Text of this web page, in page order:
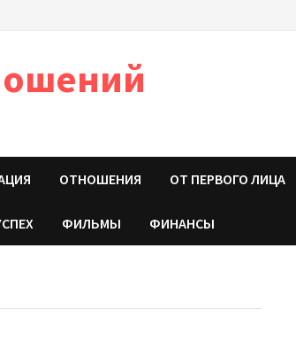
ОТНОШЕНИЯ ОТ ПЕРВОГО ЛИЦА
ФИЛЬМЫ ФИНАНСЫ